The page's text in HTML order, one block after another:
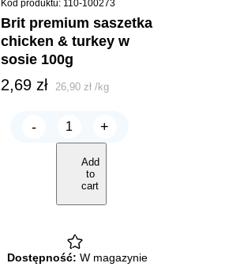
Kod produktu: 110-100273
brit premium saszetka
chicken & turkey w
sosie 100g
2,69 zł 26,90zł /kg
-
BRIT
Premium
saszetka
CHICKEN
TURKEY
w
quantity
+
Add
to
cart
Dostępność: W magazynie